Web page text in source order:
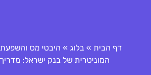
דף הבית »בלוג » היבטי מס
המוניטרית של בנק ישראל: